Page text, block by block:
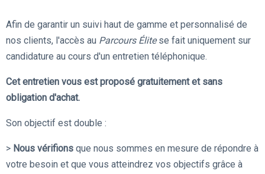
Afin de garantir un suivi haut de gamme et personnalisé de
nos clients, l'accès au Parcours Élite se fait uniquement sur
candidature au cours d'un entretien téléphonique.
Cet entretien vous est proposé gratuitement et sans
obligation d'achat.
Son objectif est double :
> Nous vérifions que nous sommes en mesure de répondre à
votre besoin et que vous atteindrez vos objectifs grâce à